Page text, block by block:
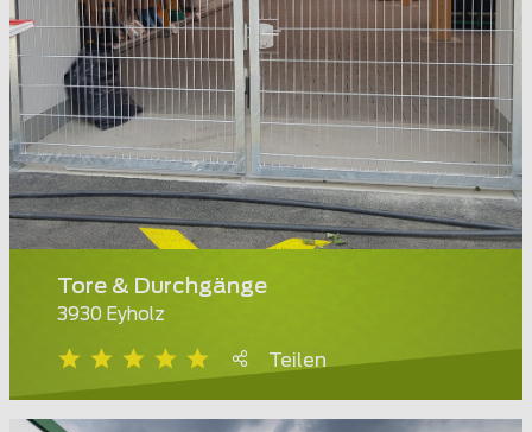
Tore & Durchgänge
3930 Eyholz
Teilen